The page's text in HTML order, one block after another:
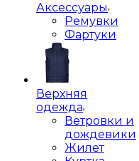
Аксессуары
Ремувки
Фартуки
Верхняя
одежда
Ветровки и
дождевики
Жилет